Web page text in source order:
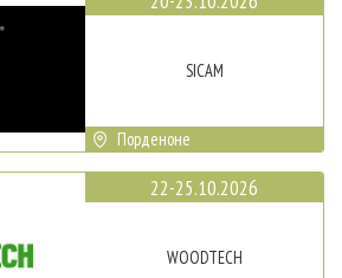
SICAM
Порденоне
22-25.10.2026
WOODTECH